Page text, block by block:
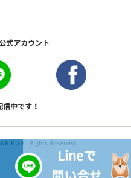
Lineで
式アカウント
中です！
All Rights Reserved.